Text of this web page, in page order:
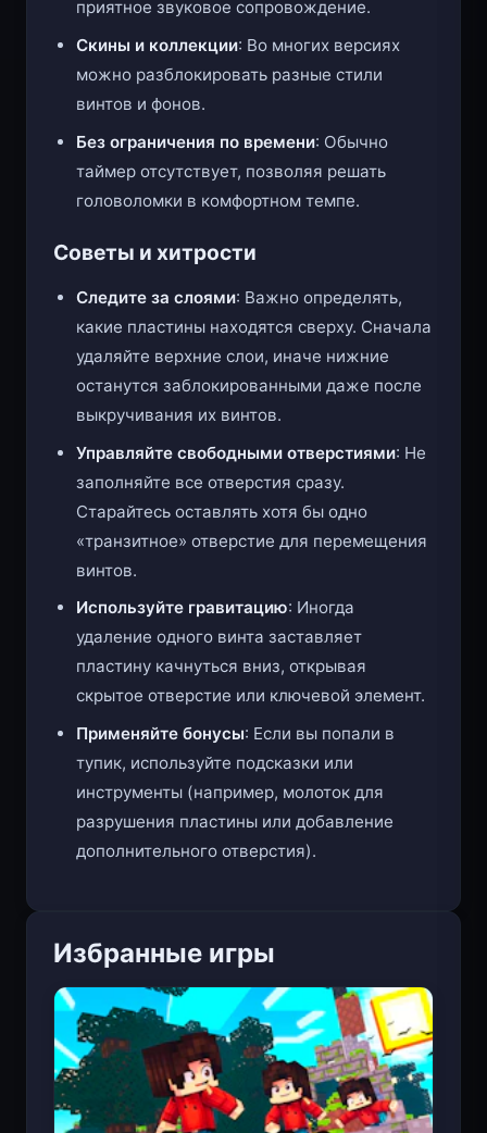
приятное звуковое сопровождение.
Скины и коллекции: Во многих версиях
можно разблокировать разные стили
винтов и фонов.
Без ограничения по времени: Обычно
таймер отсутствует, позволяя решать
головоломки в комфортном темпе.
Советы и хитрости
Следите за слоями: Важно определять,
какие пластины находятся сверху. Сначала
удаляйте верхние слои, иначе нижние
останутся заблокированными даже после
выкручивания их винтов.
Управляйте свободными отверстиями: Не
заполняйте все отверстия сразу.
Старайтесь оставлять хотя бы одно
«транзитное» отверстие для перемещения
винтов.
Используйте гравитацию: Иногда
удаление одного винта заставляет
пластину качнуться вниз, открывая
скрытое отверстие или ключевой элемент.
Применяйте бонусы: Если вы попали в
тупик, используйте подсказки или
инструменты (например, молоток для
разрушения пластины или добавление
дополнительного отверстия).
Избранные игры